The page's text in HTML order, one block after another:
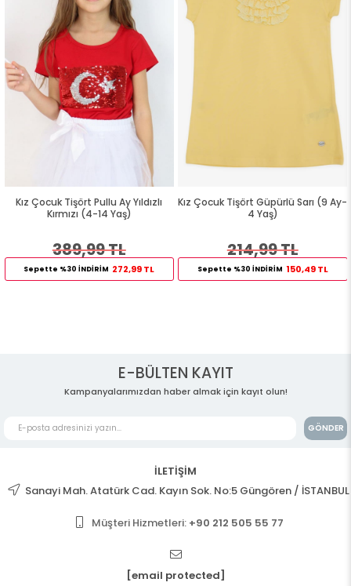
Kız Çocuk Tişört Pullu Ay Yıldızlı
Kırmızı (4-14 Yaş)
389,99 TL
Sepette %30 İNDİRİM 272,99 TL
Kız Çocuk Tişört Güpürlü Sarı (9 Ay-
4 Yaş)
214,99 TL
Sepette %30 İNDİRİM 150,49 TL
E-BÜLTEN KAYIT
Kampanyalarımızdan haber almak için kayıt olun!
GÖNDER
İLETİŞİM
Sanayi Mah. Atatürk Cad. Kayın Sok. No:5 Güngören / İSTANBUL
Müşteri Hizmetleri: +90 212 505 55 77
[email protected]